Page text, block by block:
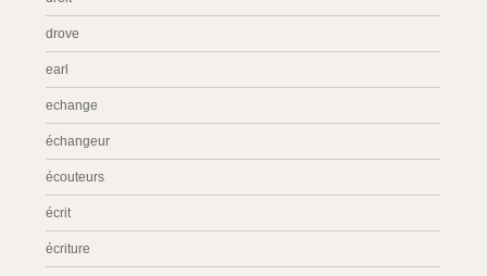
drove
earl
echange
échangeur
écouteurs
écrit
écriture